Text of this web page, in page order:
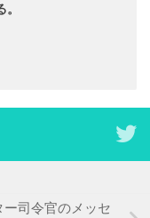
司令官のメッセ